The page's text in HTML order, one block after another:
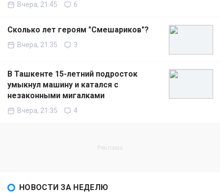
Вчера, 21:45 6
Сколько лет героям "Смешариков"?
Вчера, 21:35 3
В Ташкенте 15-летний подросток
умыкнул машину и катался с
незаконными мигалками
Вчера, 21:35 4
НОВОСТИ ЗА НЕДЕЛЮ